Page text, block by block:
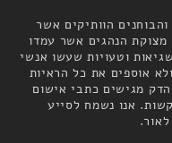
הוותיקים אשר
הנהגים אשר עמדו
וטעויות שעשו אנשי
אוספים את כל הראיות
מגישים כתבי אישום
אנו נשמח לסייע